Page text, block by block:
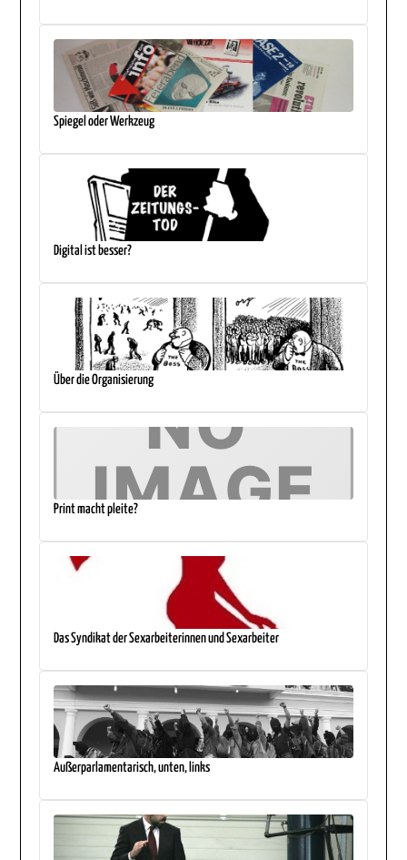
Spiegel oder Werkzeug
Digital ist besser?
Über die Organisierung
Print macht pleite?
Das Syndikat der Sexarbeiterinnen und Sexarbeiter
Außerparlamentarisch, unten, links